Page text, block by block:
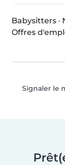
Babysitters ·
Offres
Signaler le